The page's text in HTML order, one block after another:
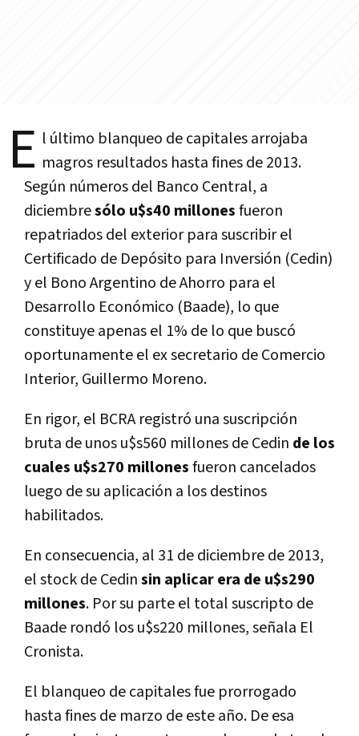
E l último blanqueo de capitales arrojaba
magros resultados hasta fines de 2013.
Según números del Banco Central, a
diciembresólo u$s40 millonesfueron
repatriados del exterior para suscribir el
Certificado de Depósito para Inversión (Cedin)
y el Bono Argentino de Ahorro para el
Desarrollo Económico (Baade), lo que
constituye apenas el 1% de lo que buscó
oportunamente el ex secretario de Comercio
Interior, Guillermo Moreno.
En rigor, el BCRA registró una suscripción
bruta de unos u$s560 millones de Cedin de los
cuales u$s270 millonesfueron cancelados
luego de su aplicación a los destinos
habilitados.
En consecuencia, al 31 de diciembre de 2013,
el stock de Cedinsin aplicar era de u$s290
millones. Por su parte el total suscripto de
Baade rondó los u$s220 millones, señala El
Cronista.
El blanqueo de capitales fue prorrogado
hasta fines de marzo de este año. De esa